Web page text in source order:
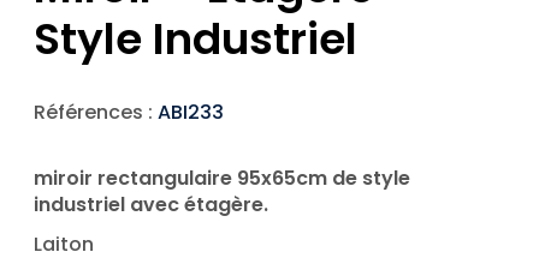
Style Industriel
Références : ABI233
miroir rectangulaire 95x65cm de style
industriel avec étagère.
Laiton